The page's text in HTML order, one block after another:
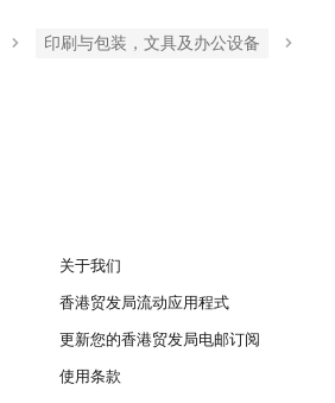
印刷与包装，文具及办公设备
关于我们
香港贸发局流动应用程式
更新您的香港贸发局电邮订阅
使用条款